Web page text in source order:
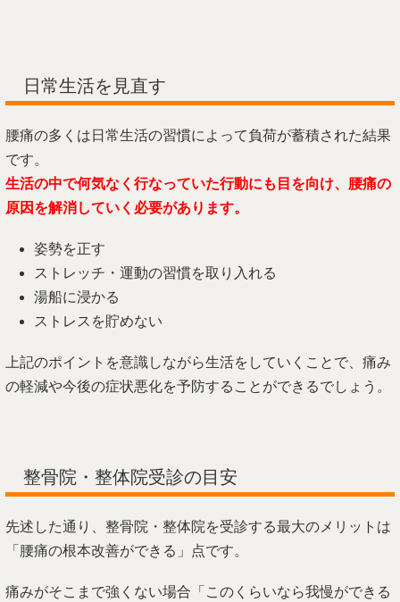
日常生活を見直す
腰痛の多くは日常生活の習慣によって負荷が蓄積された結果
です。
生活の中で何気なく行なっていた行動にも目を向け、腰痛の
原因を解消していく必要があります。
姿勢を正す
ストレッチ・運動の習慣を取り入れる
湯船に浸かる
ストレスを貯めない
上記のポイントを意識しながら生活をしていくことで、痛み
の軽減や今後の症状悪化を予防することができるでしょう。
整骨院・整体院受診の目安
先述した通り、整骨院・整体院を受診する最大のメリットは
「腰痛の根本改善ができる」点です。
痛みがそこまで強くない場合「このくらいなら我慢ができる